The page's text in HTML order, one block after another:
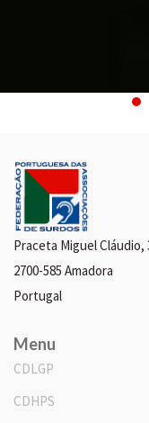
Acessibilidade
Brevemente...
Praceta Miguel Cláudio,
2700-585 Amadora
Portugal
Menu
CDLGP
CDHPS